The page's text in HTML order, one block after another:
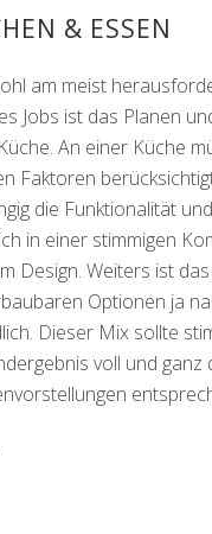
& ESSEN
am meist
Jobs ist das Planen
An einer Küche
Faktoren
die Funktionalität
in einer stimmigen
Design. Weiters ist
Optionen ja
Dieser Mix sollte
voll und ganz